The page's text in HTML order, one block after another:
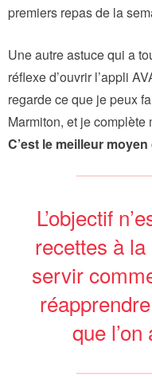
premiers repas de la
Une autre astuce qui a
réflexe d’ouvrir l’appli
regarde ce que je peux
Marmiton, et je
C’est le meilleur
L’objectif
recettes à la
servir
que